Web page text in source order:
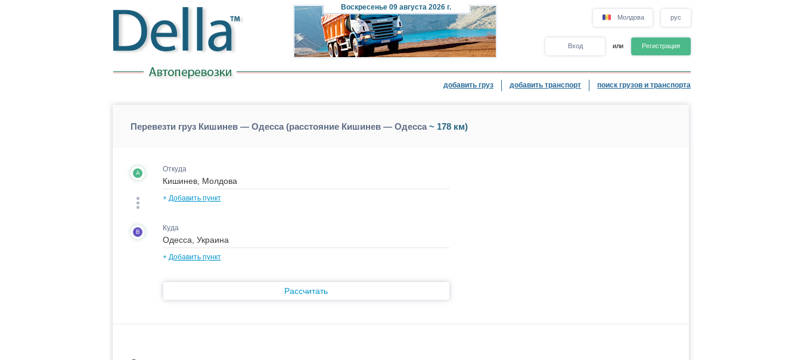
Воскресенье09 августа 2026 г.
Молдова рус
Вход или Регистрация
добавить груз добавить транспорт поиск грузов и транспорта
Перевезти груз Кишинев — Одесса (расстояние Кишинев — Одесса~ 178 км)
A Откуда
+ Добавить пункт
B Куда
+ Добавить пункт
Рассчитать